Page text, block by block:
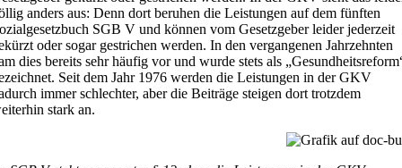
anders aus: Denn dort beruhen die Leistungen auf dem fünften
SGB V und können vom Gesetzgeber leider jederzeit
oder sogar gestrichen werden. In den vergangenen Jahrzehnten
dies bereits sehr häufig vor und wurde stets als
Seit dem Jahr 1976 werden die Leistungen in der GKV
immer schlechter, aber die Beiträge steigen dort trotzdem
stark an.